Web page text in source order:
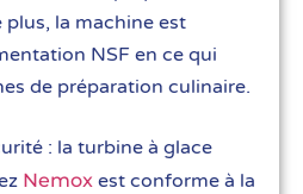
la machine est
NSF en ce qui
de préparation culinaire.
: la turbine à glace
Nemox est conforme à la